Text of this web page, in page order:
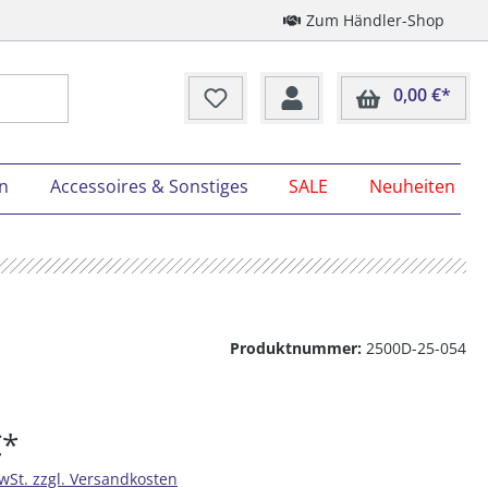
Zum Händler-Shop
0,00 €*
Accessoires & Sonstiges SALE Neuheiten
Produktnummer: 2500D-25-054
zzgl. Versandkosten